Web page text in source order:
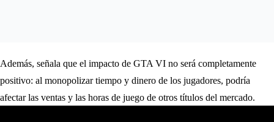
Además, señala que el impacto de GTA VI no será completamente
positivo: al monopolizar tiempo y dinero de los jugadores, podría
afectar las ventas y las horas de juego de otros títulos del mercado.